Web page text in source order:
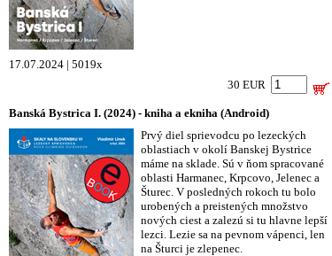
17.07.2024 | 5019x
30 EUR
Banská Bystrica I. (2024) - kniha a ekniha (Android)
Prvý diel sprievodcu po lezeckých
oblastiach v okolí Banskej Bystrice
máme na sklade. Sú v ňom spracované
oblasti Harmanec, Krpcovo, Jelenec a
Šturec. V posledných rokoch tu bolo
urobených a preistených množstvo
nových ciest a zalezú si tu hlavne lepší
lezci. Lezie sa na pevnom vápenci, len
na Šturci je zlepenec.